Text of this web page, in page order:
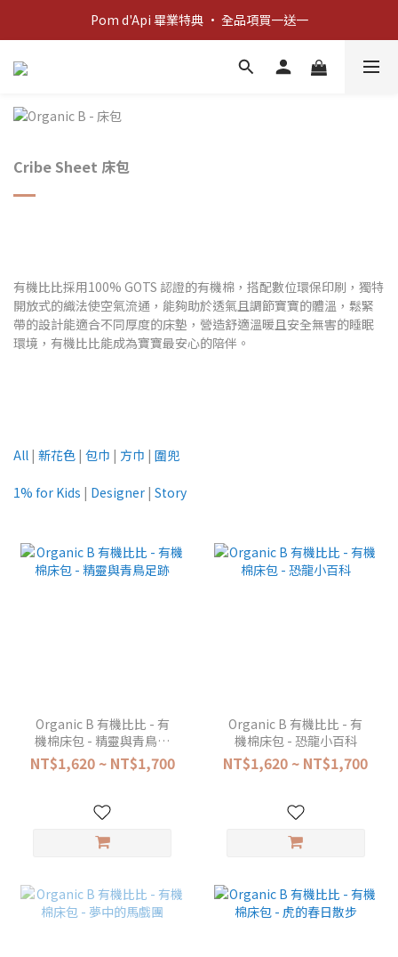
新客歡迎禮：輸入 "welcome10" 享首單九折！
Pom d'Api 畢業特典 · 全品項買一送一
新客歡迎禮：輸入 "welcome10" 享首單九折！
Cribe Sheet 床包
有機比比採用100% GOTS 認證的有機棉，搭配數位環保印刷，獨特
開放式的織法使空氣流通，能夠助於透氣且調節寶寶的體溫，鬆緊
帶的設計能適合不同厚度的床墊，營造舒適溫暖且安全無害的睡眠
環境， 有機比比能成為寶寶最安心的陪伴 。
All | 新花色 | 包巾 | 方巾 | 圍兜
1% for Kids | Designer | Story
Organic B 有機比比 - 有
機棉床包 - 精靈與青鳥足
NT$1,620 ~ NT$1,700
Organic B 有機比比 - 有
機棉床包 - 恐龍小百科
NT$1,620 ~ NT$1,700